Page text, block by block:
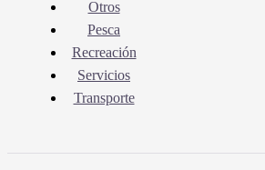
Otros
Pesca
Recreación
Servicios
Transporte